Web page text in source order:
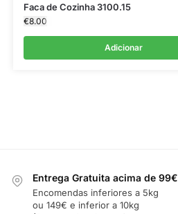
Faca de Cozinha 3100.15
€8.00
Adicionar
Entrega Gratuita acima de 99€
Encomendas inferiores a 5kg
ou 149€ e inferior a 10kg